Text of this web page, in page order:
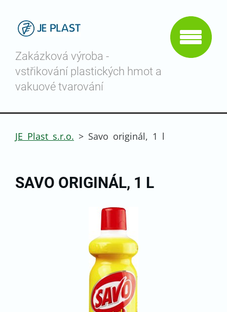
Zakázková výroba -
vstřikování plastických hmot a
vakuové tvarování
JE Plast s.r.o. > Savo originál, 1 l
SAVO ORIGINÁL, 1 L